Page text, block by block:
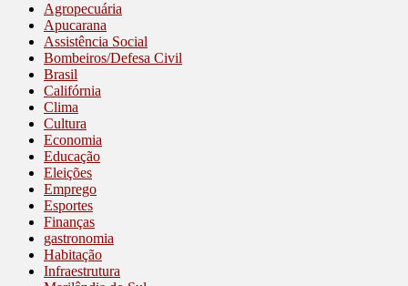
Agropecuária
Apucarana
Assistência Social
Bombeiros/Defesa Civil
Brasil
Califórnia
Clima
Cultura
Economia
Educação
Eleições
Emprego
Esportes
Finanças
gastronomia
Habitação
Infraestrutura